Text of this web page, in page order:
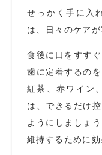
せっかく手に入
は、日々のケアが
食後に口をすす
歯に定着するの
紅茶、赤ワイン
は、できるだけ
ようにしましょ
維持するために効